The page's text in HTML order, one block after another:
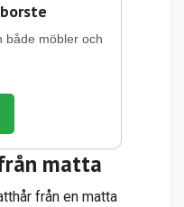
både möbler och
matta
från en matta